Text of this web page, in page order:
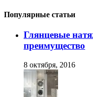
Популярные статьи
Глянцевые
преимущество
8 октября, 2016